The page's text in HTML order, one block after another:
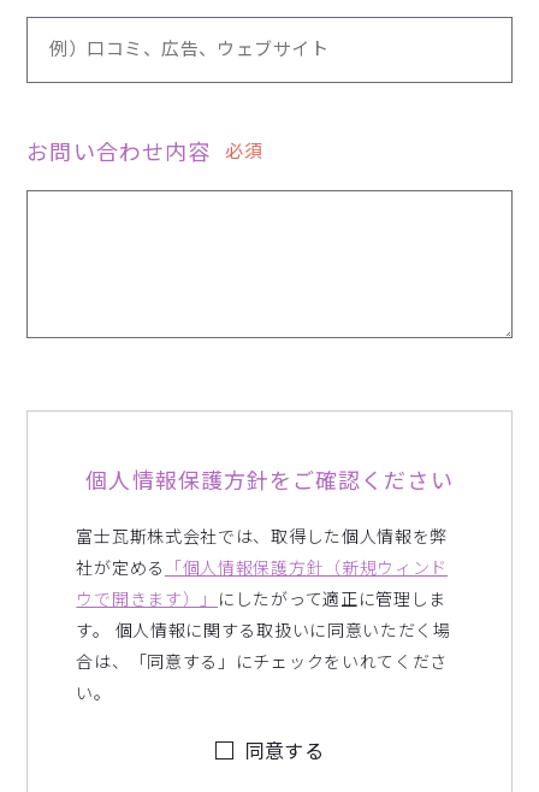
お問い合わせ内容 必須
個人情報保護方針をご確認ください
富士瓦斯株式会社では、取得した個人情報を弊
社が定める
「個人情報保護方針（新規ウィンド
ウで開きます）」
にしたがって適正に管理しま
す。 個人情報に関する取扱いに同意いただく場
合は、「同意する」にチェックをいれてくださ
い。
同意する